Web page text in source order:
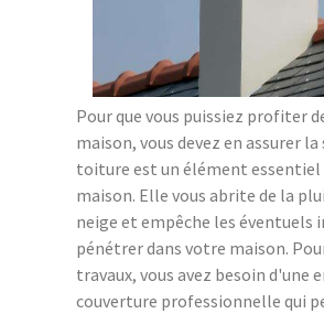
Pour que vous puissiez profiter
maison, vous devez en assurer la
toiture est un élément essentiel
maison. Elle vous abrite de la
neige et empêche les éventuels
pénétrer dans votre maison.
travaux, vous avez besoin d'une
couverture professionnelle qui